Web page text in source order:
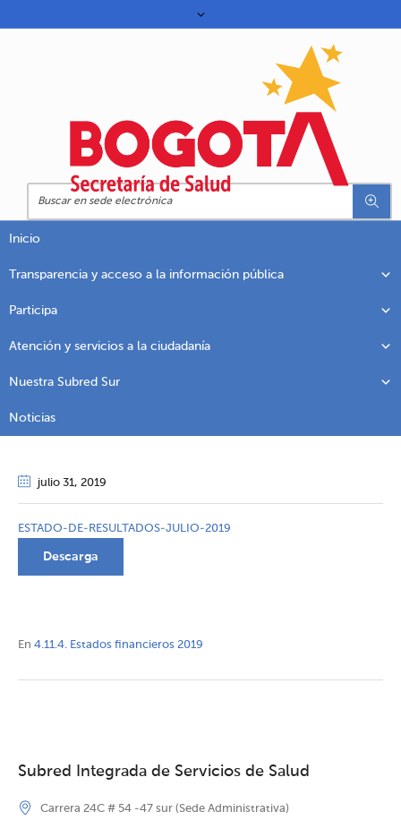
Inicio
Transparencia y acceso a la información pública
Participa
Atención y servicios a la ciudadanía
Nuestra Subred Sur
Noticias
julio 31, 2019
ESTADO-DE-RESULTADOS-JULIO-2019
Descarga
En 4.11.4. Estados financieros 2019
Subred Integrada de Servicios de Salud
Carrera 24C # 54 -47 sur (Sede Administrativa)